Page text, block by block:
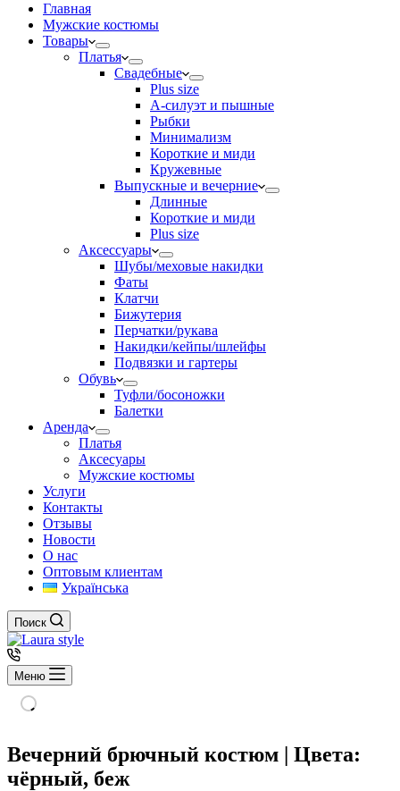
Главная
Мужские костюмы
Товары
Платья
Свадебные
Plus size
А-силуэт и пышные
Рыбки
Минимализм
Короткие и миди
Кружевные
Выпускные и вечерние
Длинные
Короткие и миди
Plus size
Аксессуары
Шубы/меховые накидки
Фаты
Клатчи
Бижутерия
Перчатки/рукава
Накидки/кейпы/шлейфы
Подвязки и гартеры
Обувь
Туфли/босоножки
Балетки
Аренда
Платья
Аксесуары
Мужские костюмы
Услуги
Контакты
Отзывы
Новости
О нас
Оптовым клиентам
Українська
Поиск
Меню
Вечерний брючный костюм | Цвета:
чёрный, беж